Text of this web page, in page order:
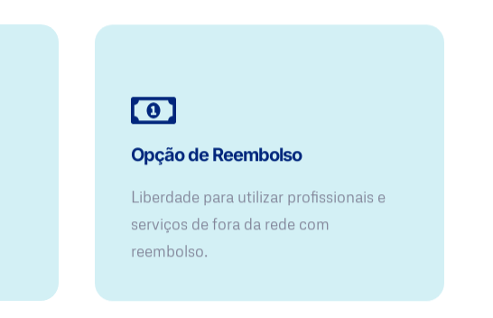
Opção de Reembolso
Liberdade para utilizar profissionais e
serviços de fora da rede com
reembolso.